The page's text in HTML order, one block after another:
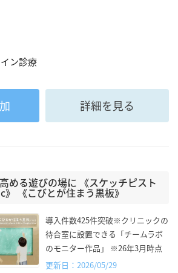
ン診療
詳細を見る
める遊びの場に 《スケッチピスト
《こびとが住まう黒板》
導入件数425件突破※クリニックの
待合室に設置できる「チームラボ
のモニター作品」 ※26年3月時点
更新日：2026/05/29